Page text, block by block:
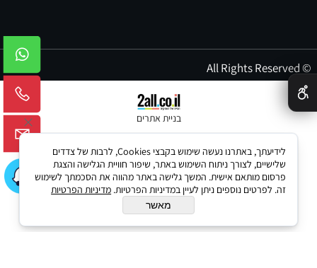
© All Rights Reserved
בניית אתרים
✕
לידיעתך, באתרנו נעשה שימוש בקבצי Cookies, לרבות של צדדים
שלישיים, לצורך ניתוח השימוש באתר, שיפור חוויית הגלישה והצגת
פרסום מותאם אישית. המשך גלישה באתר מהווה את הסכמתך לשימוש
זה. לפרטים נוספים ניתן לעיין במדיניות הפרטיות. מדיניות הפרטיות
מאשר